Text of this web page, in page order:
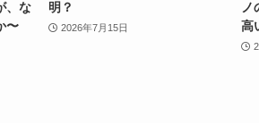
、な
〜
明？
2026年7月15日
ノ
高